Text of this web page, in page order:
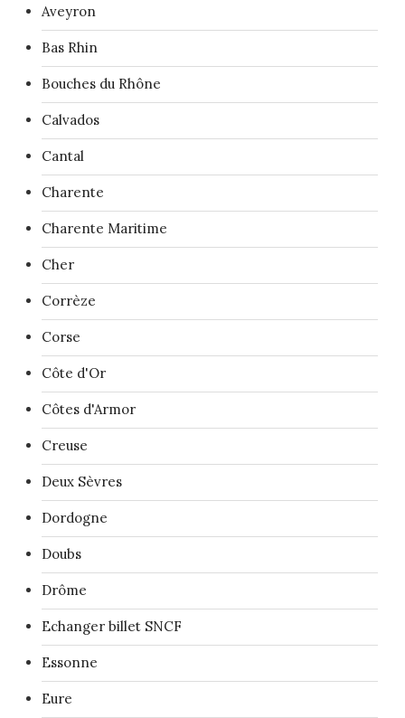
Aveyron
Bas Rhin
Bouches du Rhône
Calvados
Cantal
Charente
Charente Maritime
Cher
Corrèze
Corse
Côte d'Or
Côtes d'Armor
Creuse
Deux Sèvres
Dordogne
Doubs
Drôme
Echanger billet SNCF
Essonne
Eure